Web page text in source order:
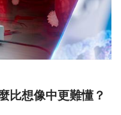
人體為什麼比想像中更難懂？